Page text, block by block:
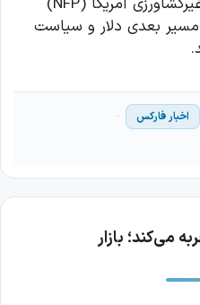
مسیر بعدی دلار و سیاست
اخبار فارکس
می‌کند؛ بازار